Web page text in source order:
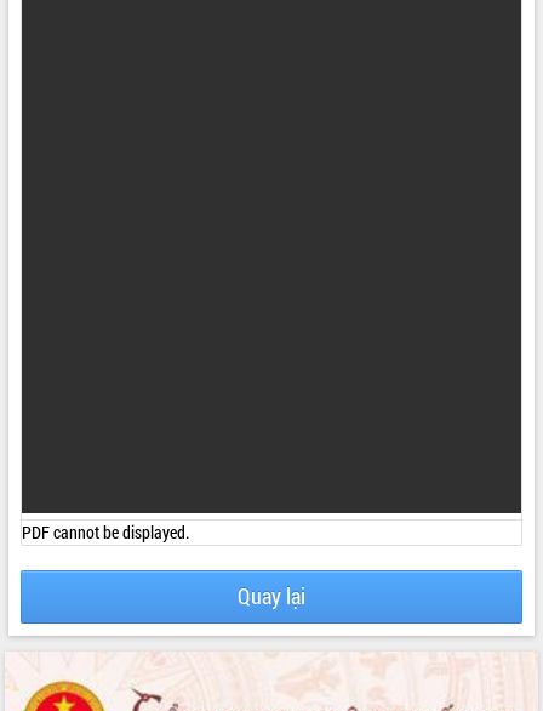
VIDEO
Không có file video nào để phát.
ALBUM ẢNH
PDF cannot be displayed.
Quay lại